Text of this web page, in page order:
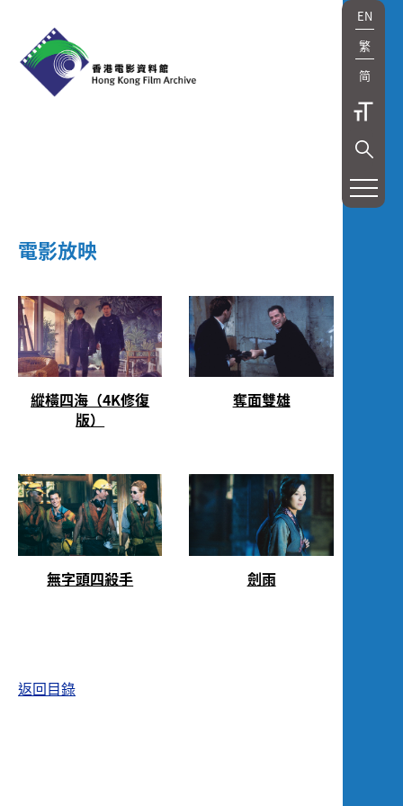
EN
繁
简
及
映
Exhibition
and
Screening
電影放映
縱橫四海（4K修復
版）
奪面雙雄
無字頭四殺手 劍雨
返回目錄